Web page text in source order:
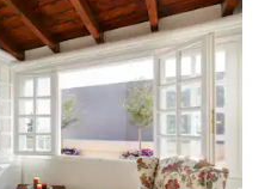
apreciados